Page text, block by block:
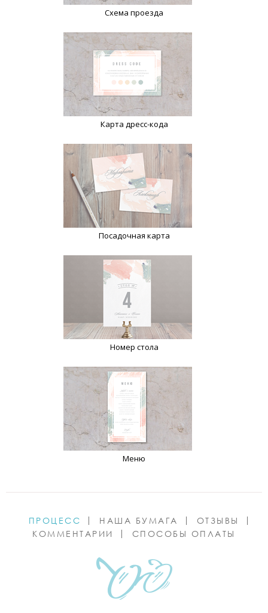
Схема проезда
Карта дресс-кода
Посадочная карта
Номер стола
Меню
ПРОЦЕСС НАША БУМАГА
ОТЗЫВЫ
КОММЕНТАРИИ
СПОСОБЫ ОПЛАТЫ